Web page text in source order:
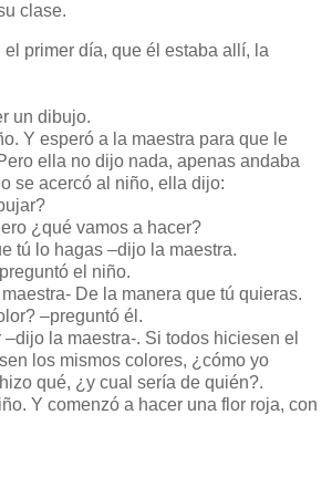
clase.
primer día, que él estaba allí, la
un dibujo.
Y esperó a la maestra para que le
ella no dijo nada, apenas andaba
se acercó al niño, ella dijo:
¿qué vamos a hacer?
tú lo hagas –dijo la maestra.
el niño.
De la manera que tú quieras.
–preguntó él.
la maestra-. Si todos hiciesen el
los mismos colores, ¿cómo yo
qué, ¿y cual sería de quién?.
Y comenzó a hacer una flor roja, con